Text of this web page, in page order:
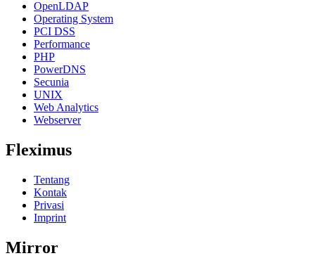
OpenLDAP
Operating System
PCI DSS
Performance
PHP
PowerDNS
Secunia
UNIX
Web Analytics
Webserver
Fleximus
Tentang
Kontak
Privasi
Imprint
Mirror